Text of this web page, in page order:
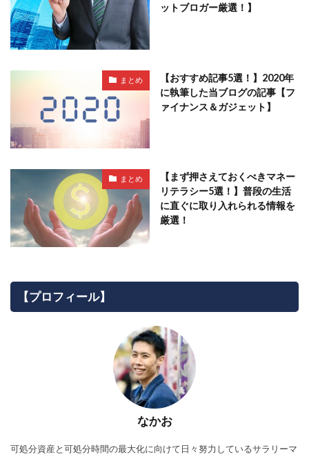
ットブロガー厳選！】
まとめ
【おすすめ記事5選！】2020年
に執筆した当ブログの記事【フ
ァイナンス＆ガジェット】
まとめ
【まず押さえておくべきマネー
リテラシー5選！】普段の生活
に直ぐに取り入れられる情報を
厳選！
【プロフィール】
なかお
可処分資産と可処分時間の最大化に向けて日々努力しているサラリーマ